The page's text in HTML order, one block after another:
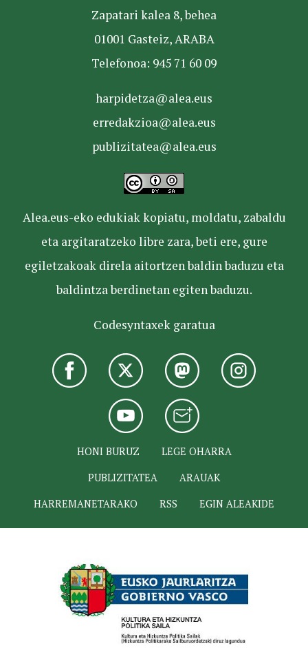
Zapatari kalea 8, behea
01001 Gasteiz, ARABA
Telefonoa: 945 71 60 09
harpidetza@alea.eus
erredakzioa@alea.eus
publizitatea@alea.eus
Alea.eus-eko edukiak kopiatu, moldatu, zabaldu
eta argitaratzeko libre zara, beti ere, gure
egiletzakoak direla aitortzen baldin baduzu eta
baldintza berdinetan egiten baduzu.
Codesyntaxek garatua
HONI BURUZ
LEGE OHARRA
PUBLIZITATEA
ARAUAK
HARREMANETARAKO
RSS EGIN ALEAKIDE